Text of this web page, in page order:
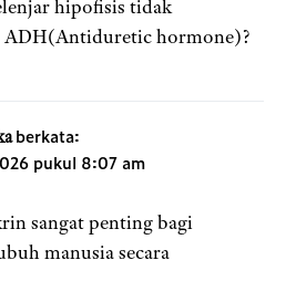
hipofisis tidak
ADH(Antiduretic hormone)?
berkata:
pukul 8:07 am
sangat penting bagi
manusia secara